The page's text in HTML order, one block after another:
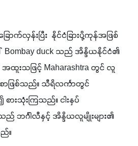
ောက်လှန်းပြီး  နိုင်ငံခြားပို့ကုန်အဖြစ်
Bombay duck သည် အိန္ဒိယနိုင်ငံ၏
ထူးသဖြင့် Maharashtra တွင် လူ
ာဖြစ်သည်။ သီရိလင်္ကာတွင်
စားသုံးကြသည်။ ငါးနှပ်
ဘင်္ဂါလီနှင့် အိန္ဒိယလူမျိုးများ၏
။